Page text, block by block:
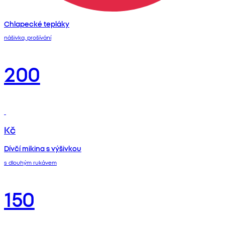
Chlapecké tepláky
nášivka, prošívání
200
Kč
Dívčí mikina s výšivkou
s dlouhým rukávem
150